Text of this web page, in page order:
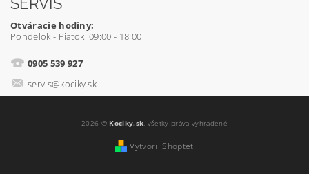
SERVIS
Otváracie hodiny:
Pondelok - Piatok 09:00 - 18:00
0905 539 927
servis@kociky.sk
2026 © Kociky.sk , všetky práva vyhradené
Vytvoril Shoptet